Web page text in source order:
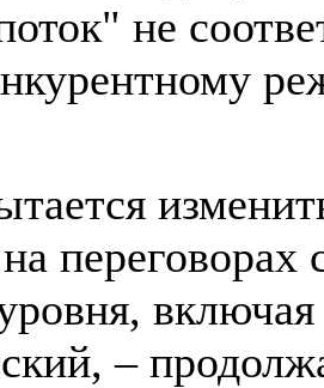
не
переговорах
включая
–